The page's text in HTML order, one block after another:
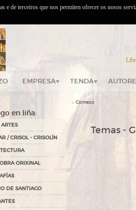
EMPRESA TENDA
en liña:
/ CRISOL - CRISOLÍN
ORIXINAL
DE SANTIAGO
:: Comezo
Temas -
e de terceiros que nos permiten ofrecer os nosos